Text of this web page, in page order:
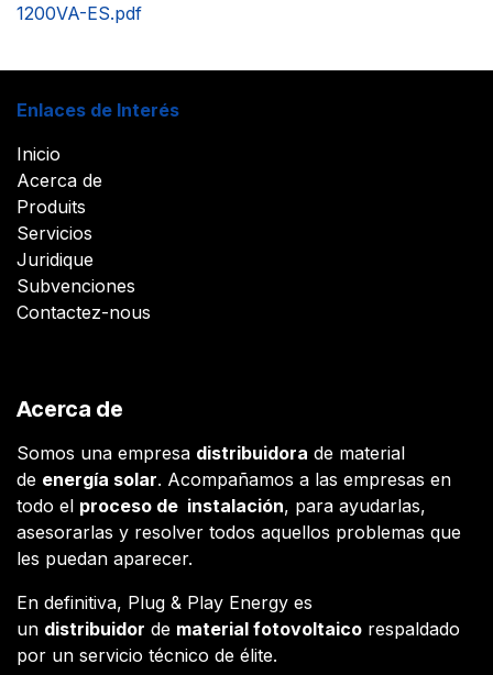
1200VA-ES.pdf
Enlaces de Interés
Inicio
Acerca de
Produits
Servicios
Juridique
Subvenciones
Contactez-nous
Acerca de
Somos una empresa distribuidora de material
de energía solar. Acompañamos a las empresas en
todo el proceso de instalación, para ayudarlas,
asesorarlas y resolver todos aquellos problemas que
les puedan aparecer.
En definitiva, Plug & Play Energy es
un distribuidor de material fotovoltaico respaldado
por un servicio técnico de élite.